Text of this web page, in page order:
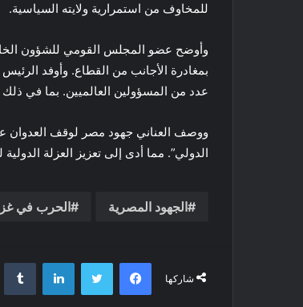
للمخاوف من استمرارية ولايته السياسية.
وأوضح عضو المجلس القومي للشؤون
بمغادرة الأجانب من القطاع. وأوفد
عدد من المسؤولين العالميين. بما في ذلك
ووصف العناني جهود مصر لوقف العدوان
الدولي”. مما أدى إلى تعزيز العزلة الدولية
الجهود المصرية الحرب في
شاركها
فيسبوك تويتر لينكدإن